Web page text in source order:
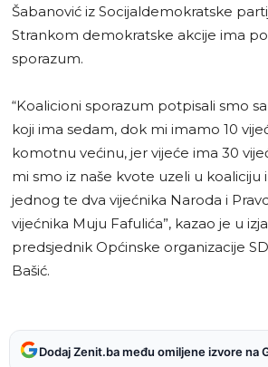
Šabanović iz Socijaldemokratske
Strankom demokratske akcije ima
sporazum.
“Koalicioni sporazum potpisali smo
koji ima sedam, dok mi imamo 10
komotnu većinu, jer vijeće ima 30
mi smo iz naše kvote uzeli u koaliciju
jednog te dva vijećnika Naroda i
vijećnika Muju Fafulića”, kazao je u
predsjednik Općinske organizacije
Bašić.
Dodaj Zenit.ba među omiljene izvore na